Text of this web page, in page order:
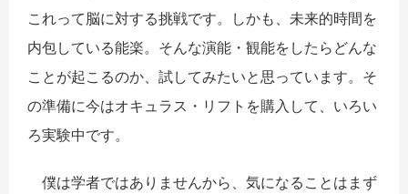
これって脳に対する挑戦です。しかも、未来的時間を
内包している能楽。そんな演能・観能をしたらどんな
ことが起こるのか、試してみたいと思っています。そ
の準備に今はオキュラス・リフトを購入して、いろい
ろ実験中です。
僕は学者ではありませんから、気になることはまず